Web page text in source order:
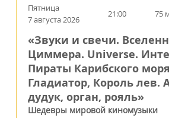
Пятница
7 августа 2026
21:00 75
«Звуки и свечи.
Циммера. Universe.
Пираты Карибского
Гладиатор, Король лев.
дудук, орган, рояль»
Шедевры мировой киномузыки